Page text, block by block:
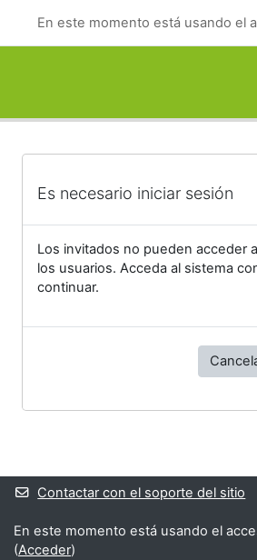
En este momento está usando el
Es necesario iniciar sesión
Los invitados no pueden acceder
los usuarios. Acceda al sistema
continuar.
Bloques suplementarios
Contactar con el soporte del sitio
En este momento está usando el
(Acceder)